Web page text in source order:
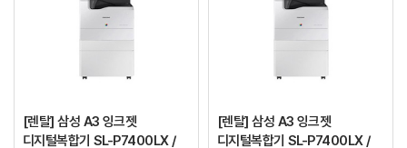
[렌탈] 삼성 A3 잉크젯
디지털복합기 SL-P7400LX /
[렌탈] 삼성 A3 잉크젯
디지털복합기 SL-P7400LX /